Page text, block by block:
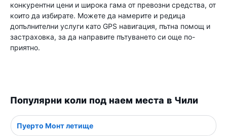
конкурентни цени и широка гама от превозни средства, от
които да избирате. Можете да намерите и редица
допълнителни услуги като GPS навигация, пътна помощ и
застраховка, за да направите пътуването си още по-
приятно.
Популярни коли под наем места в Чили
Пуерто Монт летище